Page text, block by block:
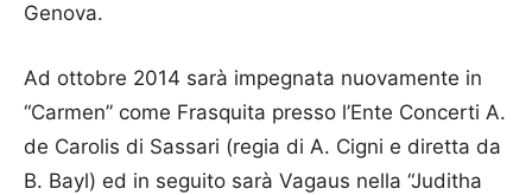
Genova.
Ad ottobre 2014 sarà impegnata nuovamente in
“Carmen” come Frasquita presso l’Ente Concerti A.
de Carolis di Sassari (regia di A. Cigni e diretta da
B. Bayl) ed in seguito sarà Vagaus nella “Juditha